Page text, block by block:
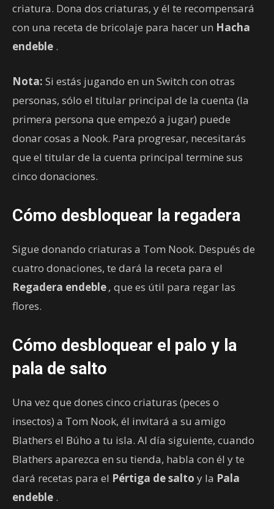
criatura. Dona dos criaturas, y él te recompensará
con una receta de bricolaje para hacer un Hacha
endeble .
Nota: Si estás jugando en un Switch con otras
personas, sólo el titular principal de la cuenta (la
primera persona que empezó a jugar) puede
donar cosas a Nook. Para progresar, necesitarás
que el titular de la cuenta principal termine sus
cinco donaciones.
Cómo desbloquear la regadera
Sigue donando criaturas a Tom Nook. Después de
cuatro donaciones, te dará la receta para el
Regadera endeble, que es útil para regar las
flores.
Cómo desbloquear el palo y la
pala de salto
Una vez que dones cinco criaturas (peces o
insectos) a Tom Nook, él invitará a su amigo
Blathers el Búho a tu isla. Al día siguiente, cuando
Blathers aparezca en su tienda, habla con él y te
dará recetas para el Pértiga de salto y la Pala
endeble .